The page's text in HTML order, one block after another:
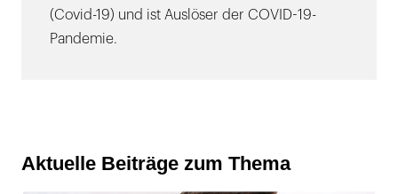
(Covid-19) und ist Auslöser der COVID-19-
Pandemie.
Aktuelle Beiträge zum Thema